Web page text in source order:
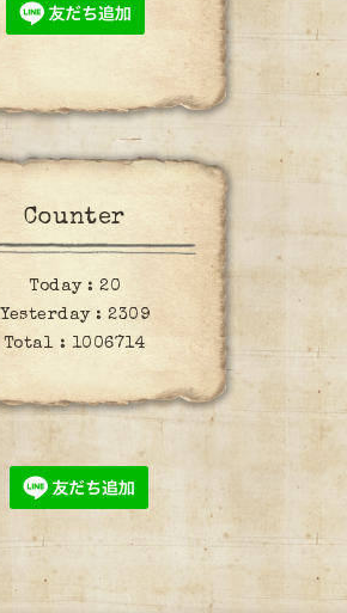
Counter
Today : 20
Yesterday : 2309
Total : 1006714